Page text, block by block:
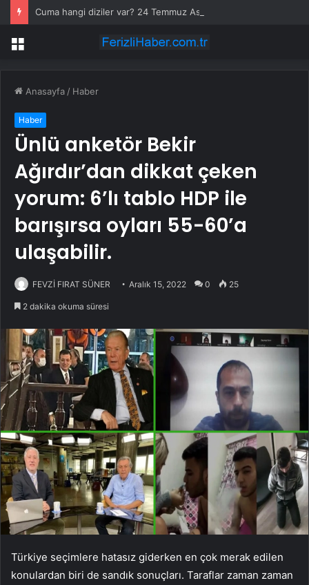
Menü
Anasayfa / Haber
Haber
Ünlü anketör Bekir
Ağırdır’dan dikkat çeken
yorum: 6’lı tablo HDP ile
barışırsa oyları 55-60’a
ulaşabilir.
FEVZİ FIRAT SÜNER Aralık 15, 2022 0 25
2 dakika okuma süresi
Türkiye seçimlere hatasız giderken en çok merak edilen
konulardan biri de sandık sonuçları. Taraflar zaman zaman